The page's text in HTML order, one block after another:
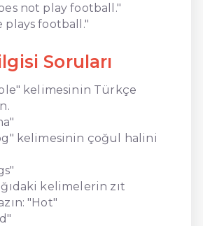
not play football."
plays football."
Soruları
kelimesinin Türkçe
kelimesinin çoğul halini
kelimelerin zıt
"Hot"